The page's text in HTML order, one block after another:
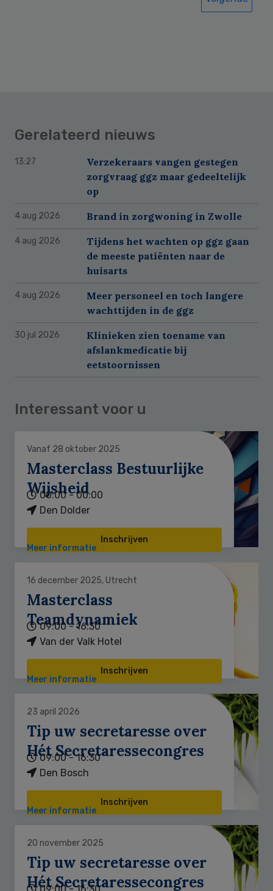
Gerelateerd nieuws
13:27
Verzekeraars vangen gestegen
zorgvraag ggz maar gedeeltelijk
op
4 aug 2026 Brand in zorgwoning in Zwolle
4 aug 2026
Tijdens het wachten op ggz gaan
de meeste patiënten naar de
huisarts
4 aug 2026
Meer personeel en toch langere
wachttijden in de ggz
30 jul 2026
Klinieken zien toename van
afslankmedicatie bij
eetstoornissen
Interessant voor u
Vanaf 28 oktober 2025
Masterclass Bestuurlijke
Wijsheid
00:00 - 00:00
Den Dolder
Inschrijven
Meer informatie
16 december 2025, Utrecht
Masterclass
Teamdynamiek
09:00 - 16:30
Van der Valk Hotel
Inschrijven
Meer informatie
23 april 2026
Tip uw secretaresse over
Hét Secretaressecongres
09:00 - 16:30
Den Bosch
Inschrijven
Meer informatie
20 november 2025
Tip uw secretaresse over
Hét Secretaressecongres